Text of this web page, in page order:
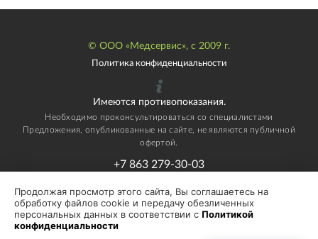
© ООО «Медсервис», с 2009 г.
Политика конфиденциальности
Имеются противопоказания.
Необходимо проконсультироваться со специалистами
Предложения, опубликованные на сайте, не являются публичной
офертой.
+7 863 279-30-03
Продолжая просмотр этого сайта, Вы соглашаетесь на
обработку файлов cookie и передачу обезличенных
персональных данных в соответствии с Политикой
конфиденциальности